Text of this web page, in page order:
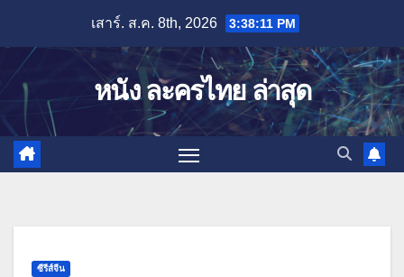
content
เสาร์. ส.ค. 8th, 2026 3:38:11 PM
หนัง ละครไทย ล่าสุด
ซีรีส์จีน